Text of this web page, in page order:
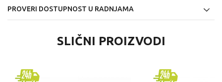
PROVERI DOSTUPNOST U RADNJAMA
SLIČNI PROIZVODI